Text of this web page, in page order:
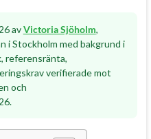
avVictoria Sjöholm,
i Stockholm med bakgrund i
referensränta,
verifierade mot
och